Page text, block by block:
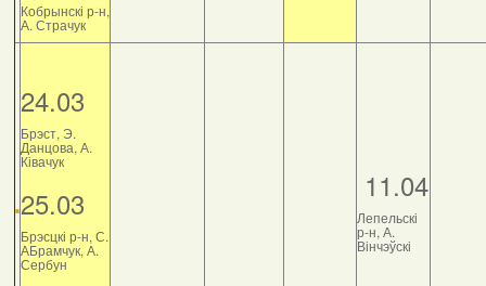
Кобрынскі р-н,
А. Страчук
24.03
Брэст, Э.
Данцова, А.
Ківачук
25.03
Брэсцкі р-н, С.
АБрамчук, А.
Сербун
11.04
Лепельскі
р-н, А.
Вінчэўскі